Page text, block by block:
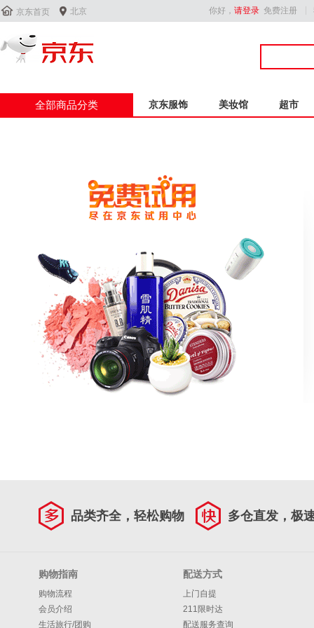
 京东首页  北京 你好， 请登录 免费注册
全部商品分类 京东服饰 美妆馆 超市
品类齐全，轻松购物 多仓直发，极
购物指南
购物流程
会员介绍
生活旅行/团购
配送方式
上门自提
211限时达
配送服务查询